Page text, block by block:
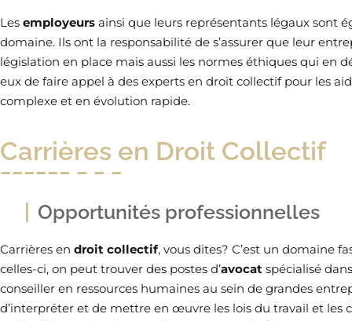
Les employeurs ainsi que leurs représentants légaux sont
domaine. Ils ont la responsabilité de s’assurer que leur
législation en place mais aussi les normes éthiques qui en
eux de faire appel à des experts en droit collectif pour les
complexe et en évolution rapide.
Carrières en Droit Collectif
Opportunités professionnelles
Carrières en droit collectif, vous dites? C’est un domaine
celles-ci, on peut trouver des postes d’avocat spécialisé
conseiller en ressources humaines au sein de grandes
d’interpréter et de mettre en œuvre les lois du travail et les